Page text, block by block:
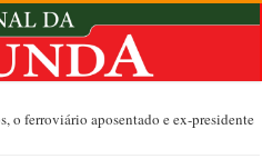
o ferroviário aposentado e ex-presidente